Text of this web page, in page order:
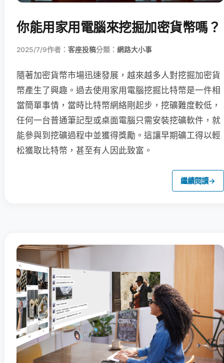
你能用家用電腦來挖掘加密貨幣嗎？
2025/7/9作者： 客座投稿分類： 網路大小事
隨著加密貨幣市場迅速發展，越來越多人對挖掘加密貨
幣產生了興趣。過去使用家用電腦挖掘比特幣是一件相
當簡單事情，當時比特幣網絡剛起步，挖礦難度較低，
任何一台普通筆記型或桌面電腦只需安裝挖礦軟件，就
能參與到挖礦過程中並獲得獎勵。這讓早期礦工得以輕
松獲取比特幣，甚至有人因此致富。
繼續閱讀→